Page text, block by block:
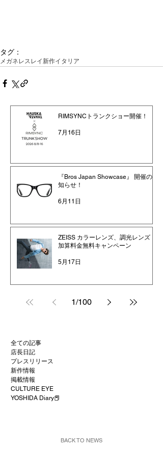
タグ：
メガネレスレイ 新作イタリア
RIMSYNCトランクショー開催！
7月16日
『Bros Japan Showcase』 開催のお
知らせ！
6月11日
ZEISS カラーレンズ、調光レンズ
加算料金無料キャンペーン
5月17日
1/100
全ての記事
店長日記
プレスリリース
新作情報
掲載情報
CULTURE EYE
YOSHIDA Diary📕
BACK TO NEWS